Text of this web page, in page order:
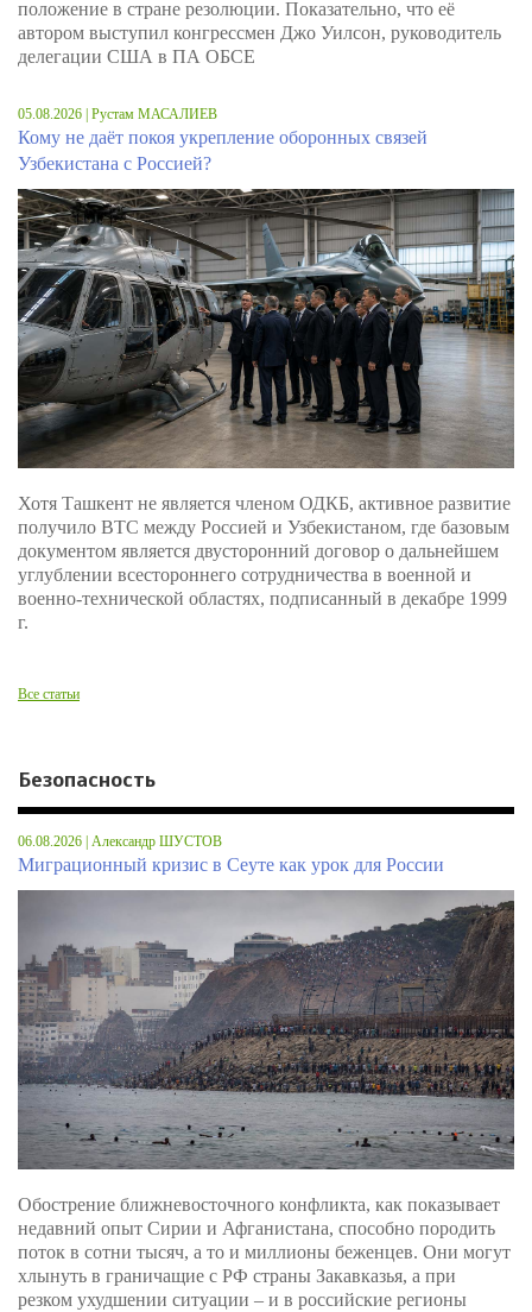
положение в стране резолюции. Показательно, что её
автором выступил конгрессмен Джо Уилсон, руководитель
делегации США в ПА ОБСЕ
05.08.2026 | Рустам МАСАЛИЕВ
Кому не даёт покоя укрепление оборонных связей
Узбекистана с Россией?
Хотя Ташкент не является членом ОДКБ, активное развитие
получило ВТС между Россией и Узбекистаном, где базовым
документом является двусторонний договор о дальнейшем
углублении всестороннего сотрудничества в военной и
военно-технической областях, подписанный в декабре 1999
г.
Все статьи
Безопасность
06.08.2026 | Александр ШУСТОВ
Миграционный кризис в Сеуте как урок для России
Обострение ближневосточного конфликта, как показывает
недавний опыт Сирии и Афганистана, способно породить
поток в сотни тысяч, а то и миллионы беженцев. Они могут
хлынуть в граничащие с РФ страны Закавказья, а при
резком ухудшении ситуации – и в российские регионы